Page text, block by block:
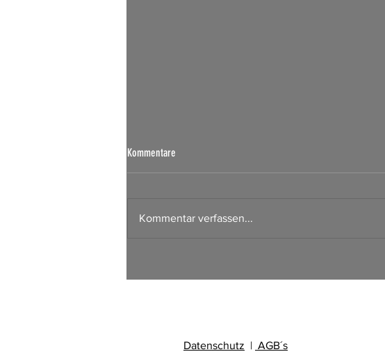
Börsen Radar 07.08.2026
Kommentare
Kommentar verfassen...
Datenschutz AGB´s